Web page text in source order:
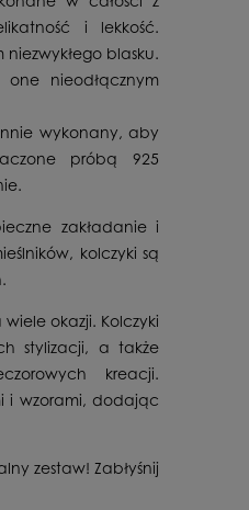
i lekkość.
blasku.
nieodłącznym
wykonany, aby
próbą 925
zakładanie i
kolczyki są
okazji. Kolczyki
stylizacji, a także
kreacji.
i wzorami, dodając
zestaw! Zabłyśnij